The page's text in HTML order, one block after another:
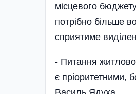
місцевого
потрібно більше
сприятиме
- Питання
є пріоритетними,